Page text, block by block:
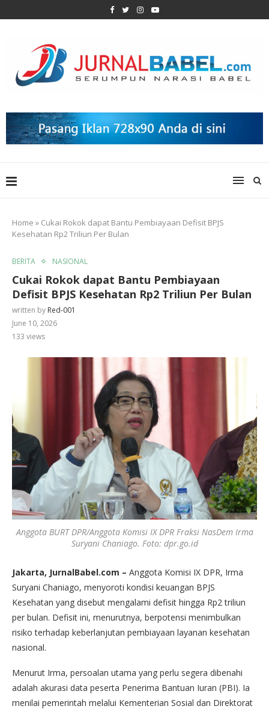
Home » Cukai Rokok dapat Bantu Pembiayaan Defisit BPJS
Kesehatan Rp2 Triliun Per Bulan
BERITA NASIONAL
Cukai Rokok dapat Bantu Pembiayaan
Defisit BPJS Kesehatan Rp2 Triliun Per Bulan
written by Red-001
June 10, 2026
133 views
Anggota BURT DPR/Anggota Komisi IX DPR Fraksi NasDem Irma
Suryani Chaniago. Foto: dpr.go.id
Jakarta, JurnalBabel.com – Anggota Komisi IX DPR, Irma
Suryani Chaniago, menyoroti kondisi keuangan BPJS
Kesehatan yang disebut mengalami defisit hingga Rp2 triliun
per bulan. Defisit ini, menurutnya, berpotensi menimbulkan
risiko terhadap keberlanjutan pembiayaan layanan kesehatan
nasional.
Menurut Irma, persoalan utama yang perlu segera dibenahi
adalah akurasi data peserta Penerima Bantuan Iuran (PBI). Ia
menilai pemerintah melalui Kementerian Sosial dan Direktorat